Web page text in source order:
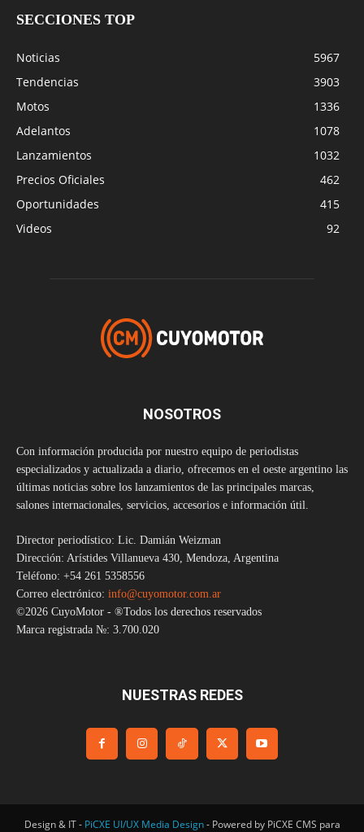
SECCIONES TOP
Noticias
5967
Tendencias
3903
Motos
1336
Adelantos
1078
Lanzamientos
1032
Precios Oficiales
462
Oportunidades
415
Videos
92
NOSOTROS
Con información producida por nuestro equipo de periodistas
especializados y actualizada a diario, ofrecemos en el oeste argentino las
últimas noticias sobre los lanzamientos de las principales marcas,
salones internacionales, servicios, accesorios e información útil.
Director periodístico: Lic. Damián Weizman
Dirección: Arístides Villanueva 430, Mendoza, Argentina
Teléfono: +54 261 5358556
Correo electrónico: info@cuyomotor.com.ar
©2026 CuyoMotor - ®Todos los derechos reservados
Marca registrada №: 3.700.020
NUESTRAS REDES
Design & IT - PiCXE UI/UX Media Design- Powered by PiCXE CMS para